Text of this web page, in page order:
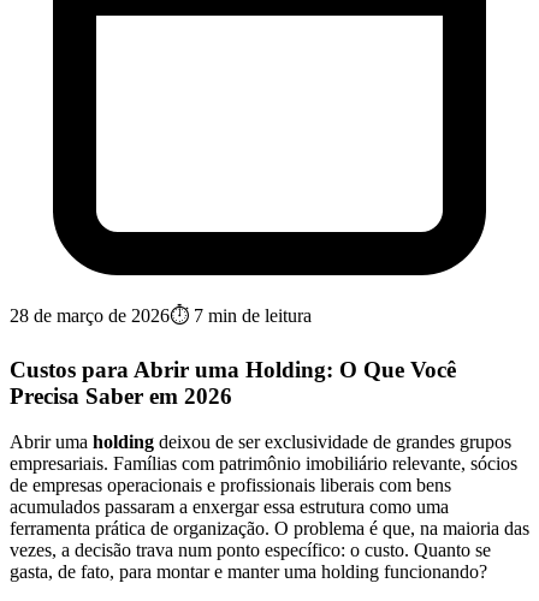
28 de março de 2026⏱ 7 min de leitura
Custos para Abrir uma Holding: O Que Você
Precisa Saber em 2026
Abrir uma holding deixou de ser exclusividade de grandes grupos
empresariais. Famílias com patrimônio imobiliário relevante, sócios
de empresas operacionais e profissionais liberais com bens
acumulados passaram a enxergar essa estrutura como uma
ferramenta prática de organização. O problema é que, na maioria das
vezes, a decisão trava num ponto específico: o custo. Quanto se
gasta, de fato, para montar e manter uma holding funcionando?